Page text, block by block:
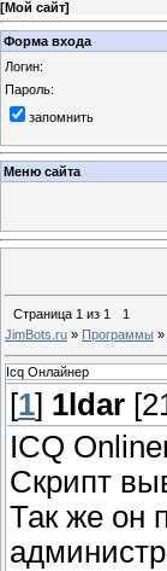
[Мой сайт]
Форма входа
Логин:
Пароль:
запомнить
Меню сайта
Страница 1 из 1
1
JimBots.ru » Программы »
Icq Онлайнер
[1] 1ldar
ICQ
Скрипт
Так же он